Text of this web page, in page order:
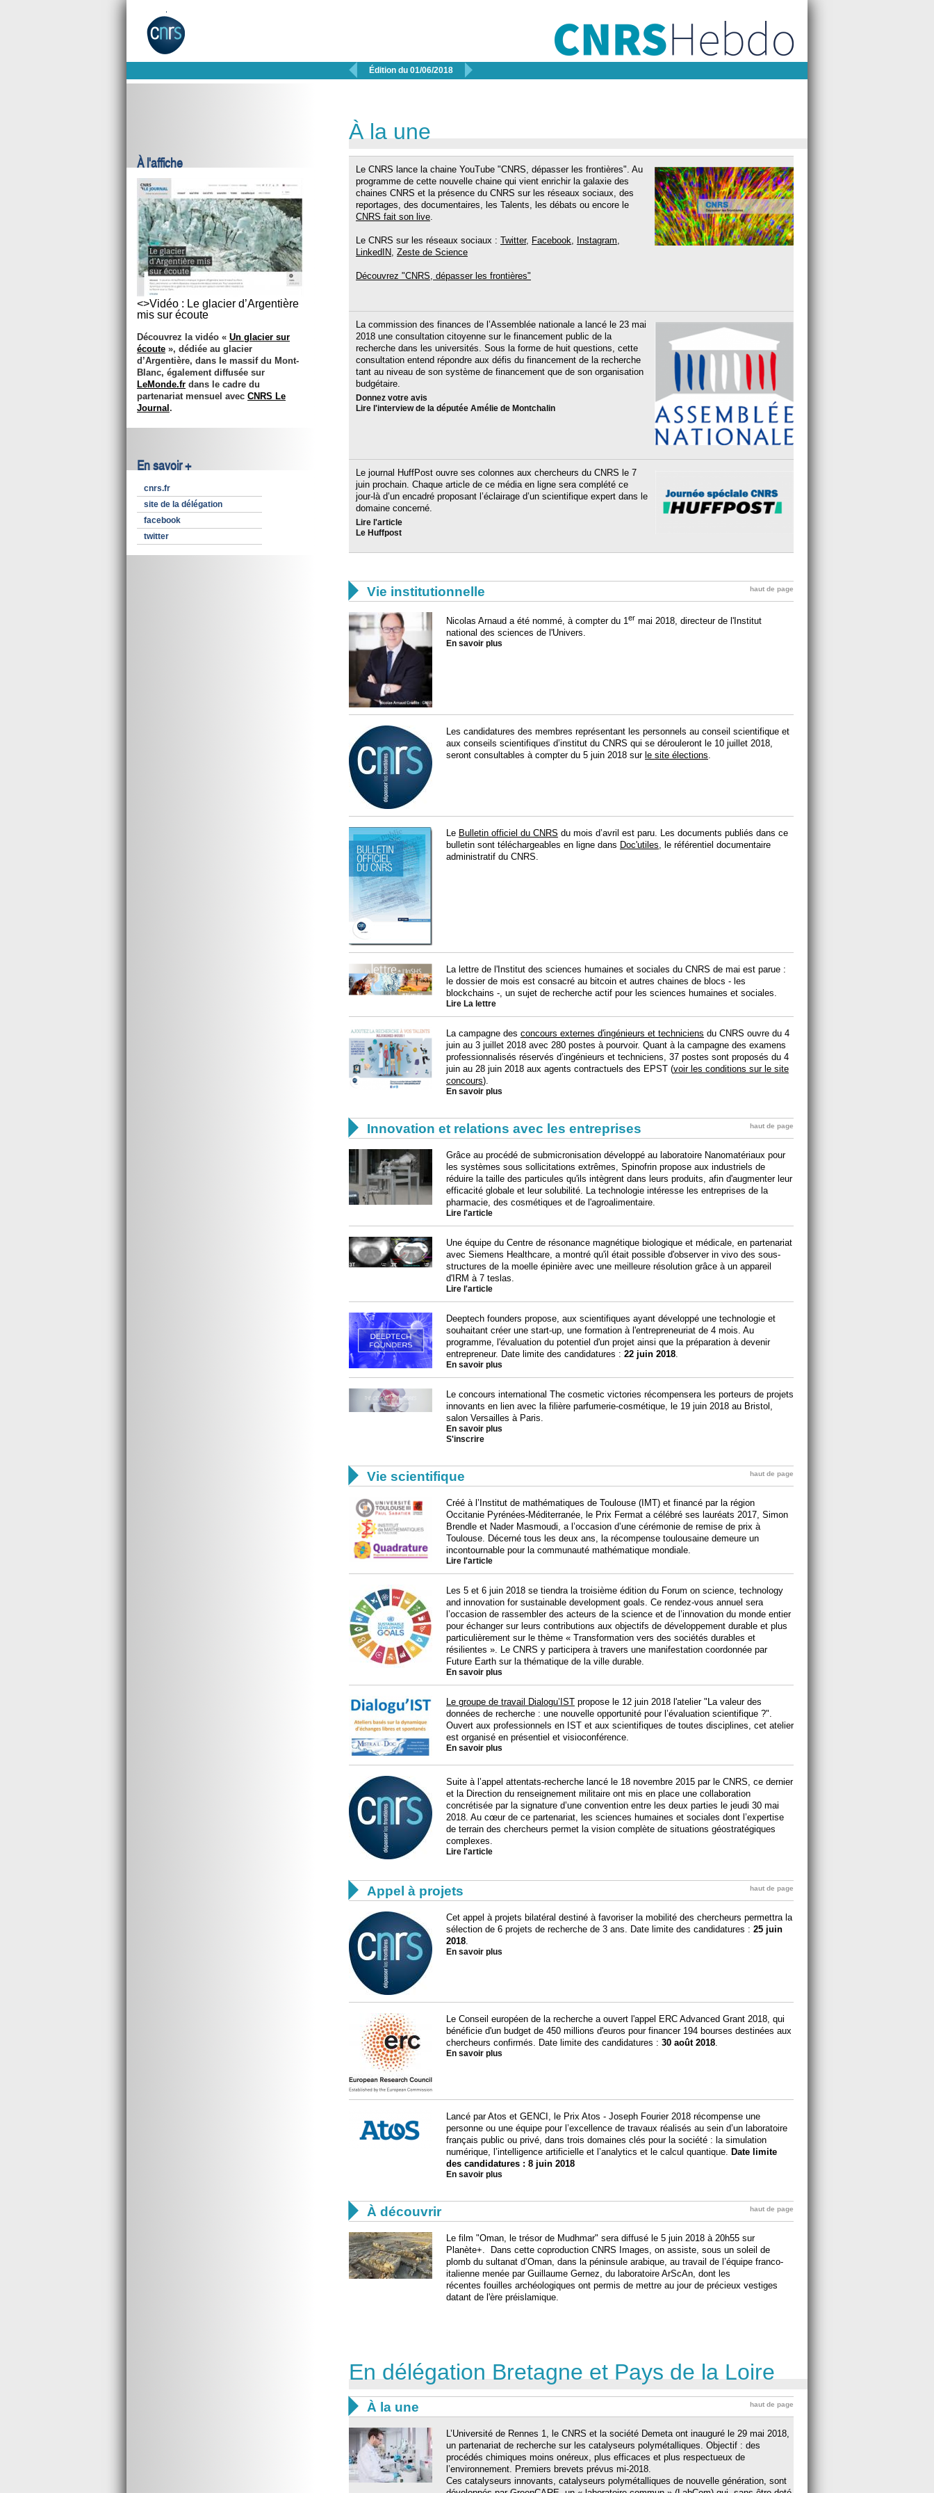
 Édition du 01/06/2018 
À l'affiche
<>Vidéo : Le glacier d’Argentière
mis sur écoute
Découvrez la vidéo « Un glacier sur
écoute », dédiée au glacier
d’Argentière, dans le massif du Mont-
Blanc, également diffusée sur
LeMonde.fr dans le cadre du
partenariat mensuel avec CNRS Le
Journal .
En savoir +
cnrs.fr
site de la délégation
facebook
twitter
À la une
Le CNRS lance la chaine YouTube "CNRS, dépasser les frontières". Au
programme de cette nouvelle chaine qui vient enrichir la galaxie des
chaines CNRS et la présence du CNRS sur les réseaux sociaux, des
reportages, des documentaires, les Talents, les débats ou encore le
CNRS fait son live.
Le CNRS sur les réseaux sociaux : Twitter, Facebook, Instagram,
LinkedIN, Zeste de Science
Découvrez "CNRS, dépasser les frontières"
La commission des finances de l’Assemblée nationale a lancé le 23 mai
2018 une consultation citoyenne sur le financement public de la
recherche dans les universités. Sous la forme de huit questions, cette
consultation entend répondre aux défis du financement de la recherche
tant au niveau de son système de financement que de son organisation
budgétaire.
Donnez votre avis
Lire l'interview de la députée Amélie de Montchalin
Le journal HuffPost ouvre ses colonnes aux chercheurs du CNRS le 7
juin prochain. Chaque article de ce média en ligne sera complété ce
jour-là d’un encadré proposant l’éclairage d’un scientifique expert dans le
domaine concerné.
Lire l'article
Le Huffpost
 Vie institutionnelle haut de page
Nicolas Arnaud a été nommé, à compter du 1 er mai 2018, directeur de l'Institut
national des sciences de l'Univers.
En savoir plus
Les candidatures des membres représentant les personnels au conseil scientifique et
aux conseils scientifiques d’institut du CNRS qui se dérouleront le 10 juillet 2018,
seront consultables à compter du 5 juin 2018 sur le site élections
Le Bulletin officiel du CNRS du mois d’avril est paru. Les documents publiés dans ce
bulletin sont téléchargeables en ligne dans Doc'utiles , le référentiel documentaire
administratif du CNRS.
La lettre de l'Institut des sciences humaines et sociales du CNRS de mai est parue :
le dossier de mois est consacré au bitcoin et autres chaines de blocs - les
blockchains -, un sujet de recherche actif pour les sciences humaines et sociales.
Lire La lettre
La campagne des concours externes d'ingénieurs et techniciens du CNRS ouvre du 4
juin au 3 juillet 2018 avec 280 postes à pourvoir. Quant à la campagne des examens
professionnalisés réservés d’ingénieurs et techniciens, 37 postes sont proposés du 4
juin au 28 juin 2018 aux agents contractuels des EPST (voir les conditions sur le site
concours).
En savoir plus
 Innovation et relations avec les entreprises haut de page
Grâce au procédé de submicronisation développé au laboratoire Nanomatériaux pour
les systèmes sous sollicitations extrêmes, Spinofrin propose aux industriels de
réduire la taille des particules qu'ils intègrent dans leurs produits, afin d'augmenter leur
efficacité globale et leur solubilité. La technologie intéresse les entreprises de la
pharmacie, des cosmétiques et de l'agroalimentaire.
Lire l'article
Une équipe du Centre de résonance magnétique biologique et médicale, en partenariat
avec Siemens Healthcare, a montré qu'il était possible d'observer in vivo des sous-
structures de la moelle épinière avec une meilleure résolution grâce à un appareil
d'IRM à 7 teslas.
Lire l'article
Deeptech founders propose, aux scientifiques ayant développé une technologie et
souhaitant créer une start-up, une formation à l'entrepreneuriat de 4 mois. Au
programme, l'évaluation du potentiel d'un projet ainsi que la préparation à devenir
entrepreneur. Date limite des candidatures : 22 juin 2018
En savoir plus
Le concours international The cosmetic victories récompensera les porteurs de projets
innovants en lien avec la filière parfumerie-cosmétique, le 19 juin 2018 au Bristol,
salon Versailles à Paris.
En savoir plus
S'inscrire
 Vie scientifique haut de page
Créé à l’Institut de mathématiques de Toulouse (IMT) et financé par la région
Occitanie Pyrénées-Méditerranée, le Prix Fermat a célébré ses lauréats 2017, Simon
Brendle et Nader Masmoudi, a l’occasion d’une cérémonie de remise de prix à
Toulouse. Décerné tous les deux ans, la récompense toulousaine demeure un
incontournable pour la communauté mathématique mondiale.
Lire l'article
Les 5 et 6 juin 2018 se tiendra la troisième édition du Forum on science, technology
and innovation for sustainable development goals. Ce rendez-vous annuel sera
l’occasion de rassembler des acteurs de la science et de l’innovation du monde entier
pour échanger sur leurs contributions aux objectifs de développement durable et plus
particulièrement sur le thème « Transformation vers des sociétés durables et
résilientes ». Le CNRS y participera à travers une manifestation coordonnée par
Future Earth sur la thématique de la ville durable.
En savoir plus
Le groupe de travail Dialogu’IST propose le 12 juin 2018 l'atelier "La valeur des
données de recherche : une nouvelle opportunité pour l’évaluation scientifique ?".
Ouvert aux professionnels en IST et aux scientifiques de toutes disciplines, cet atelier
est organisé en présentiel et visioconférence.
En savoir plus
Suite à l’appel attentats-recherche lancé le 18 novembre 2015 par le CNRS, ce dernier
et la Direction du renseignement militaire ont mis en place une collaboration
concrétisée par la signature d’une convention entre les deux parties le jeudi 30 mai
2018. Au cœur de ce partenariat, les sciences humaines et sociales dont l’expertise
de terrain des chercheurs permet la vision complète de situations géostratégiques
complexes.
Lire l'article
 Appel à projets haut de page
Cet appel à projets bilatéral destiné à favoriser la mobilité des chercheurs permettra la
sélection de 6 projets de recherche de 3 ans. Date limite des candidatures : 25 juin
2018
En savoir plus
Le Conseil européen de la recherche a ouvert l'appel ERC Advanced Grant 2018, qui
bénéficie d'un budget de 450 millions d'euros pour financer 194 bourses destinées aux
chercheurs confirmés. Date limite des candidatures : 30 août 2018
En savoir plus
Lancé par Atos et GENCI, le Prix Atos - Joseph Fourier 2018 récompense une
personne ou une équipe pour l’excellence de travaux réalisés au sein d’un laboratoire
français public ou privé, dans trois domaines clés pour la société : la simulation
numérique, l’intelligence artificielle et l’analytics et le calcul quantique.
Date limite
des candidatures : 8 juin 2018
En savoir plus
 À découvrir haut de page
Le film "Oman, le trésor de Mudhmar" sera diffusé le 5 juin 2018 à 20h55 sur
Planète+. Dans cette coproduction CNRS Images, on assiste, sous un soleil de
plomb du sultanat d’Oman, dans la péninsule arabique, au travail de l’équipe franco-
italienne menée par Guillaume Gernez, du laboratoire ArScAn, dont les
récentes fouilles archéologiques ont permis de mettre au jour de précieux vestiges
datant de l'ère préislamique.
En délégation Bretagne et Pays de la Loire
 À la une haut de page
L’Université de Rennes 1, le CNRS et la société Demeta ont inauguré le 29 mai 2018,
un partenariat de recherche sur les catalyseurs polymétalliques. Objectif : des
procédés chimiques moins onéreux, plus efficaces et plus respectueux de
l’environnement. Premiers brevets prévus mi-2018.
Ces catalyseurs innovants, catalyseurs polymétalliques de nouvelle génération, sont